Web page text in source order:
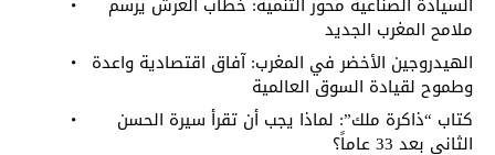
ملامح المغرب الجديد
الهيدروجين الأخضر في المغرب: آفاق اقتصادية واعدة
وطموح لقيادة السوق العالمية
كتاب “ذاكرة ملك”: لماذا يجب أن تقرأ سيرة الحسن
الثاني بعد 33 عاماً؟